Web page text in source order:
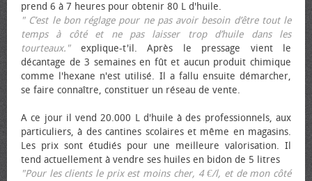
prend 6 à 7 heures pour obtenir 80 L d'huile.
" C’est le bon réglage pour ne pas avoir besoin d’être tout le
temps à côté et ne pas laisser trop d’huile dans les
tourteaux."explique-t'il. Après le pressage vient le
décantage de 3 semaines en fût et aucun produit chimique
comme l'hexane n'est utilisé. Il a fallu ensuite démarcher,
se faire connaître, constituer un réseau de vente.
A ce jour il vend 20.000 L d'huile à des professionnels, aux
particuliers, à des cantines scolaires et même en magasins.
Les prix sont étudiés pour une meilleure valorisation. Il
tend actuellement à vendre ses huiles en bidon de 5 litres
"Pour les clients le prix est moins cher, 4 €/l, et de mon côté